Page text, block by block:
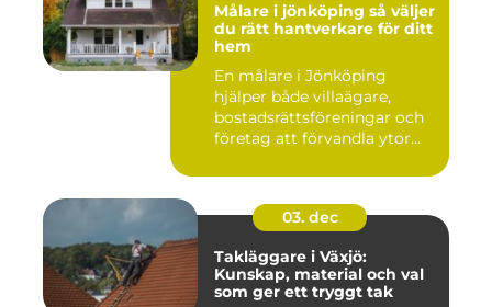
Målare i jönköping så väljer
du rätt hantverkare för ditt
hem
En målare i Jönköping
hjälper både villaägare,
bostadsrättsföreningar och
företag att förvandla ytor...
03. dec
Takläggare i Växjö:
Kunskap, material och val
som ger ett tryggt tak